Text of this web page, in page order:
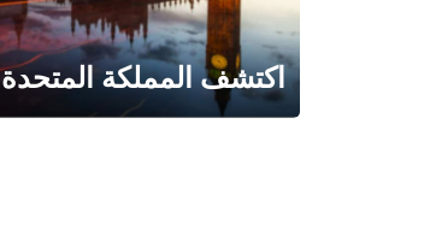
اكتشف المملكة المتحدة